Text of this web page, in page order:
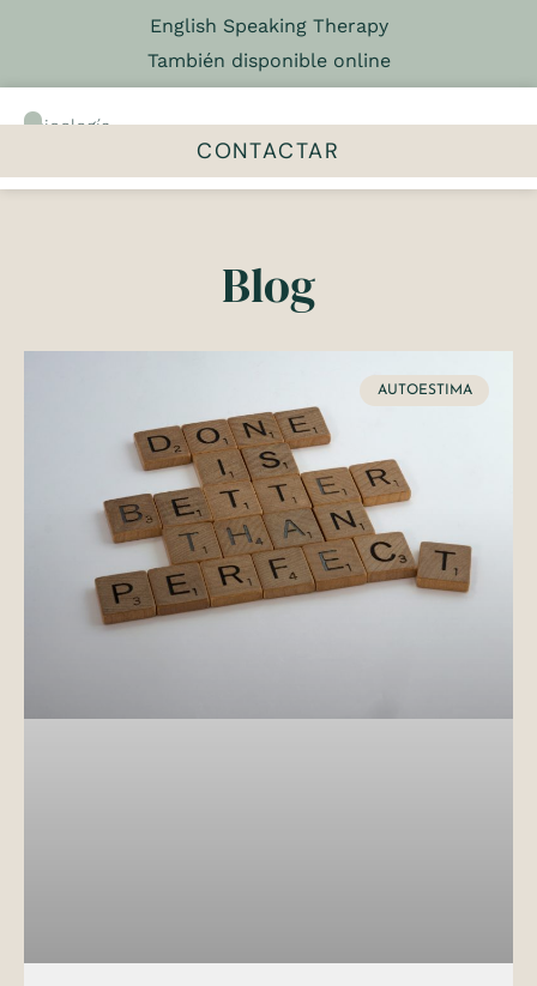
English Speaking Therapy
También disponible online
Psicología
CONTACTAR
Blog
AUTOESTIMA